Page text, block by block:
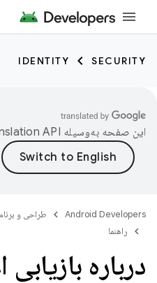
SECURITY
IDENTITY
این صفحه به‌وسیله
Android Developers طراحی و
راهنما
درباره بازیابی